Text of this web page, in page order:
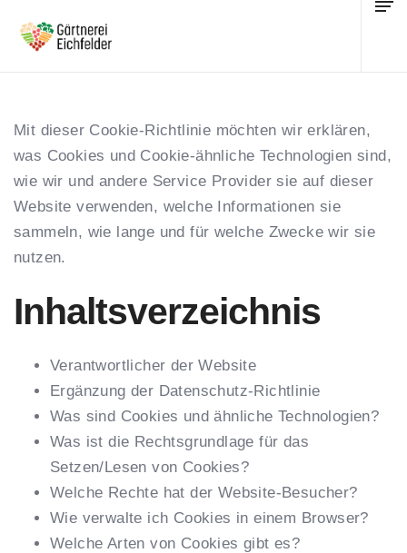
Mit dieser Cookie-Richtlinie möchten wir erklären,
was Cookies und Cookie-ähnliche Technologien sind,
wie wir und andere Service Provider sie auf dieser
Website verwenden, welche Informationen sie
sammeln, wie lange und für welche Zwecke wir sie
nutzen.
Inhaltsverzeichnis
Verantwortlicher der Website
Ergänzung der Datenschutz-Richtlinie
Was sind Cookies und ähnliche Technologien?
Was ist die Rechtsgrundlage für das
Setzen/Lesen von Cookies?
Welche Rechte hat der Website-Besucher?
Wie verwalte ich Cookies in einem Browser?
Welche Arten von Cookies gibt es?